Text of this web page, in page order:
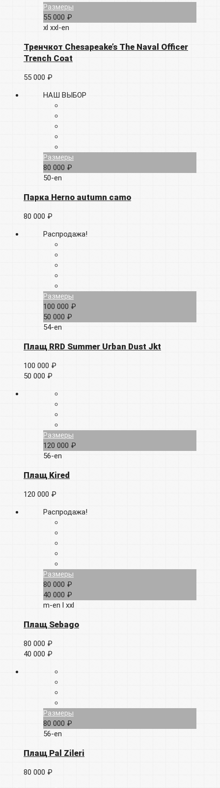
Размеры
55 000 ₽
xl xxl-en
Тренчкот Chesapeake’s The Naval Officer
Trench Coat
55 000 ₽
НАШ ВЫБОР
Размеры
80 000 ₽
50-en
Парка Herno autumn camo
80 000 ₽
Распродажа!
Размеры
100 000 ₽
50 000 ₽
54-en
Плащ RRD Summer Urban Dust Jkt
100 000 ₽
50 000 ₽
Размеры
120 000 ₽
56-en
Плащ Kired
120 000 ₽
Распродажа!
Размеры
80 000 ₽
40 000 ₽
m-en l xxl
Плащ Sebago
80 000 ₽
40 000 ₽
Размеры
80 000 ₽
56-en
Плащ Pal Zileri
80 000 ₽